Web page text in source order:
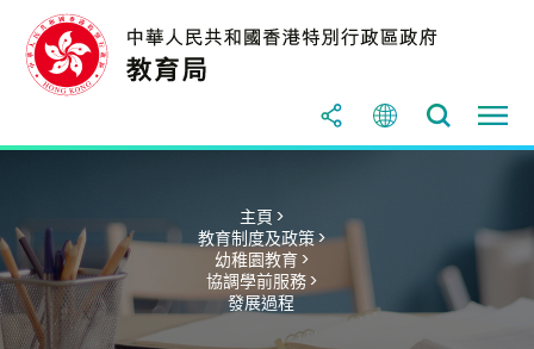
主頁 >
教育制度及政策 >
幼稚園教育 >
協調學前服務 >
發展過程